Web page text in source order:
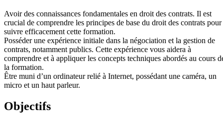
Avoir des connaissances fondamentales en droit des contrats. Il est
crucial de comprendre les principes de base du droit des contrats pour
suivre efficacement cette formation.
Posséder une expérience initiale dans la négociation et la gestion de
contrats, notamment publics. Cette expérience vous aidera à
comprendre et à appliquer les concepts techniques abordés au cours
la formation.
Être muni d’un ordinateur relié à Internet, possédant une caméra, un
micro et un haut parleur.
Objectifs